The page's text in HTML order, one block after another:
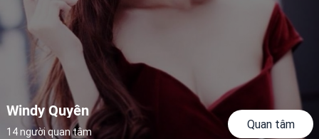
Windy Quyên
14 người quan tâm
Quan tâm